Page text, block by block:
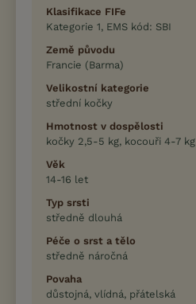
Klasifikace FIFe
Kategorie 1, EMS kód: SBI
Země původu
Francie (Barma)
Velikostní kategorie
střední kočky
Hmotnost v dospělosti
kočky 2,5-5 kg, kocouři 4-7 kg
Věk
14-16 let
Typ srsti
středně dlouhá
Péče o srst a tělo
středně náročná
Povaha
důstojná, vlídná, přátelská